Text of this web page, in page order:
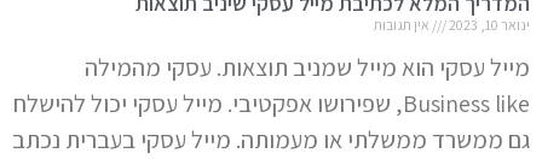
ינואר 10, 2023 אין תגובות
מייל עסקי הוא מייל שמניב תוצאות. עסקי מהמילה
Business like, שפירושו אפקטיבי. מייל עסקי יכול להישלח
גם ממשרד ממשלתי או מעמותה. מייל עסקי בעברית נכתב